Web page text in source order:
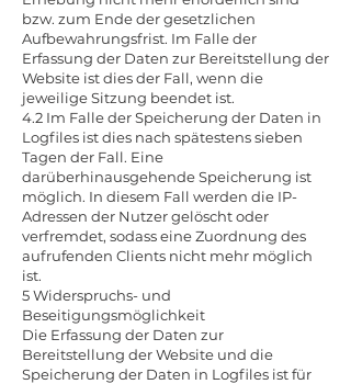
bzw. zum Ende der gesetzlichen
Aufbewahrungsfrist. Im Falle der
Erfassung der Daten zur Bereitstellung der
Website ist dies der Fall, wenn die
jeweilige Sitzung beendet ist.
4.2 Im Falle der Speicherung der Daten in
Logfiles ist dies nach spätestens sieben
Tagen der Fall. Eine
darüberhinausgehende Speicherung ist
möglich. In diesem Fall werden die IP-
Adressen der Nutzer gelöscht oder
verfremdet, sodass eine Zuordnung des
aufrufenden Clients nicht mehr möglich
ist.
5 Widerspruchs- und
Beseitigungsmöglichkeit
Die Erfassung der Daten zur
Bereitstellung der Website und die
Speicherung der Daten in Logfiles ist für